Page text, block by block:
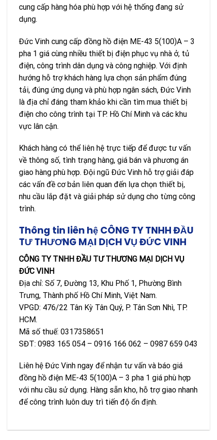
cung cấp hàng hóa phù hợp với hệ thống đang sử
dụng.
Đức Vinh cung cấp đồng hồ điện ME-43 5(100)A – 3
pha 1 giá cùng nhiều thiết bị điện phục vụ nhà ở, tủ
điện, công trình dân dụng và công nghiệp. Với định
hướng hỗ trợ khách hàng lựa chọn sản phẩm đúng
tải, đúng ứng dụng và phù hợp ngân sách, Đức Vinh
là địa chỉ đáng tham khảo khi cần tìm mua thiết bị
điện cho công trình tại TP. Hồ Chí Minh và các khu
vực lân cận.
Khách hàng có thể liên hệ trực tiếp để được tư vấn
về thông số, tình trạng hàng, giá bán và phương án
giao hàng phù hợp. Đội ngũ Đức Vinh hỗ trợ giải đáp
các vấn đề cơ bản liên quan đến lựa chọn thiết bị,
nhu cầu lắp đặt và giải pháp sử dụng cho từng công
trình.
Thông tin liên hệ CÔNG TY TNHH ĐẦU
TƯ THƯƠNG MẠI DỊCH VỤ ĐỨC VINH
CÔNG TY TNHH ĐẦU TƯ THƯƠNG MẠI DỊCH VỤ
ĐỨC VINH
Địa chỉ: Số 7, Đường 13, Khu Phố 1, Phường Bình
Trưng, Thành phố Hồ Chí Minh, Việt Nam.
VPGD: 476/22 Tân Kỳ Tân Quý, P. Tân Sơn Nhì, TP.
HCM.
Mã số thuế: 0317358651
SĐT: 0983 165 054 – 0916 166 062 – 0987 659 043
Liên hệ Đức Vinh ngay để nhận tư vấn và báo giá
đồng hồ điện ME-43 5(100)A – 3 pha 1 giá phù hợp
với nhu cầu sử dụng. Hàng sẵn kho, hỗ trợ giao nhanh
để công trình luôn duy trì tiến độ ổn định.